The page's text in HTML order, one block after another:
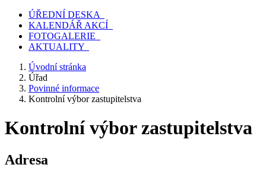
ÚŘEDNÍ DESKA
KALENDÁŘ AKCÍ
FOTOGALERIE
AKTUALITY
Úvodní stránka
Úřad
Povinné informace
Kontrolní výbor zastupitelstva
Kontrolní výbor zastupitelstva
Adresa